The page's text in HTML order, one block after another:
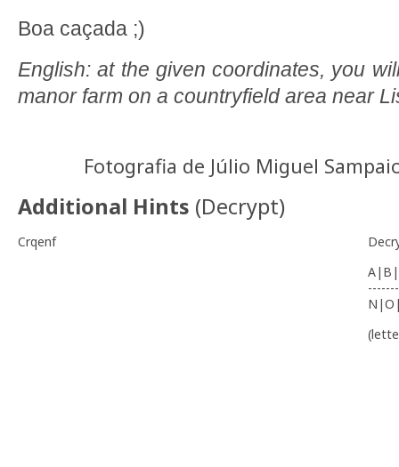
Boa caçada ;)
English: at the given coordinates, you
manor farm on a countryfield area near
Fotografia de Júlio Miguel
Additional Hints (Decrypt)
Crqenf